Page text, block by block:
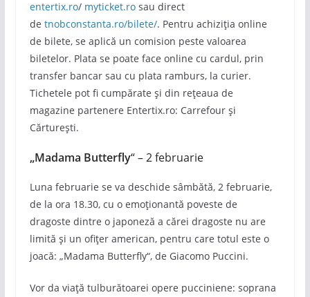
entertix.ro/ myticket.rosau direct
de tnobconstanta.ro/bilete/. Pentru achiziția online
de bilete, se aplică un comision peste valoarea
biletelor. Plata se poate face online cu cardul, prin
transfer bancar sau cu plata ramburs, la curier.
Tichetele pot fi cumpărate și din rețeaua de
magazine partenere Entertix.ro: Carrefour și
Cărturești.
„Madama Butterfly“ – 2 februarie
Luna februarie se va deschide sâmbătă, 2 februarie,
de la ora 18.30, cu o emoționantă poveste de
dragoste dintre o japoneză a cărei dragoste nu are
limită și un ofițer american, pentru care totul este o
joacă: „Madama Butterfly“, de Giacomo Puccini.
Vor da viață tulburătoarei opere pucciniene: soprana